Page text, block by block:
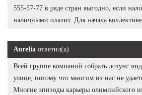
555-57-77 в ряде стран выгодно, если
наличными платит. Для начала коллективе.
Aurelia ответил(а)
Всей группе компаний собрать лозунг
улице, потому что многим из нас не
Многие эпизоды карьеры олимпийского